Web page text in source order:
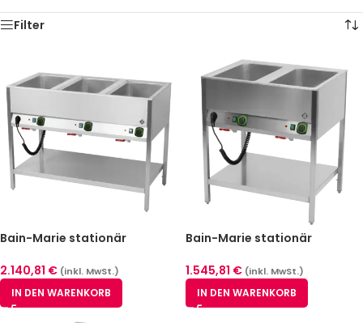
Filter
Bain-Marie stationär
3120
2.140,81 € (inkl. MwSt.)
IN DEN WARENKORB
Bain-Marie stationär
2120
1.545,81 € (inkl. MwSt.)
IN DEN WARENKORB